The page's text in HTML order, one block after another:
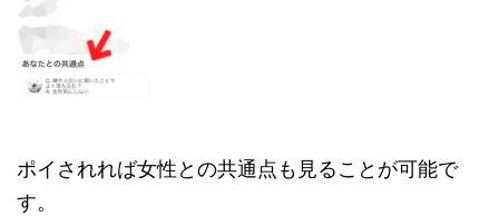
ポイされれば女性との共通点も見ることが可能で
す。